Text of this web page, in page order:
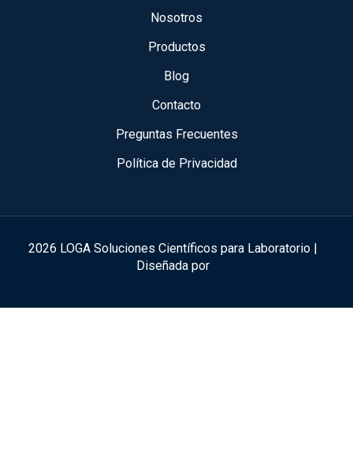
Nosotros
Productos
Blog
Contacto
Preguntas Frecuentes
Política de Privacidad
2026 LOGA Soluciones Científicos para Laboratorio |
Diseñada por